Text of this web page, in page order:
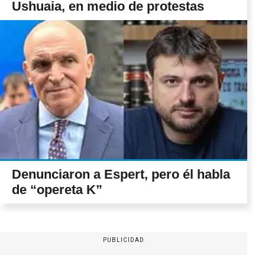
Ushuaia, en medio de protestas
Denunciaron a Espert, pero él habla
de “opereta K”
PUBLICIDAD